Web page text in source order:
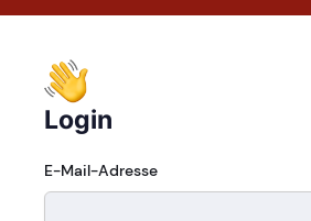
Login
E-Mail-Adresse